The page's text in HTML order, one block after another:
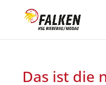
Das ist die